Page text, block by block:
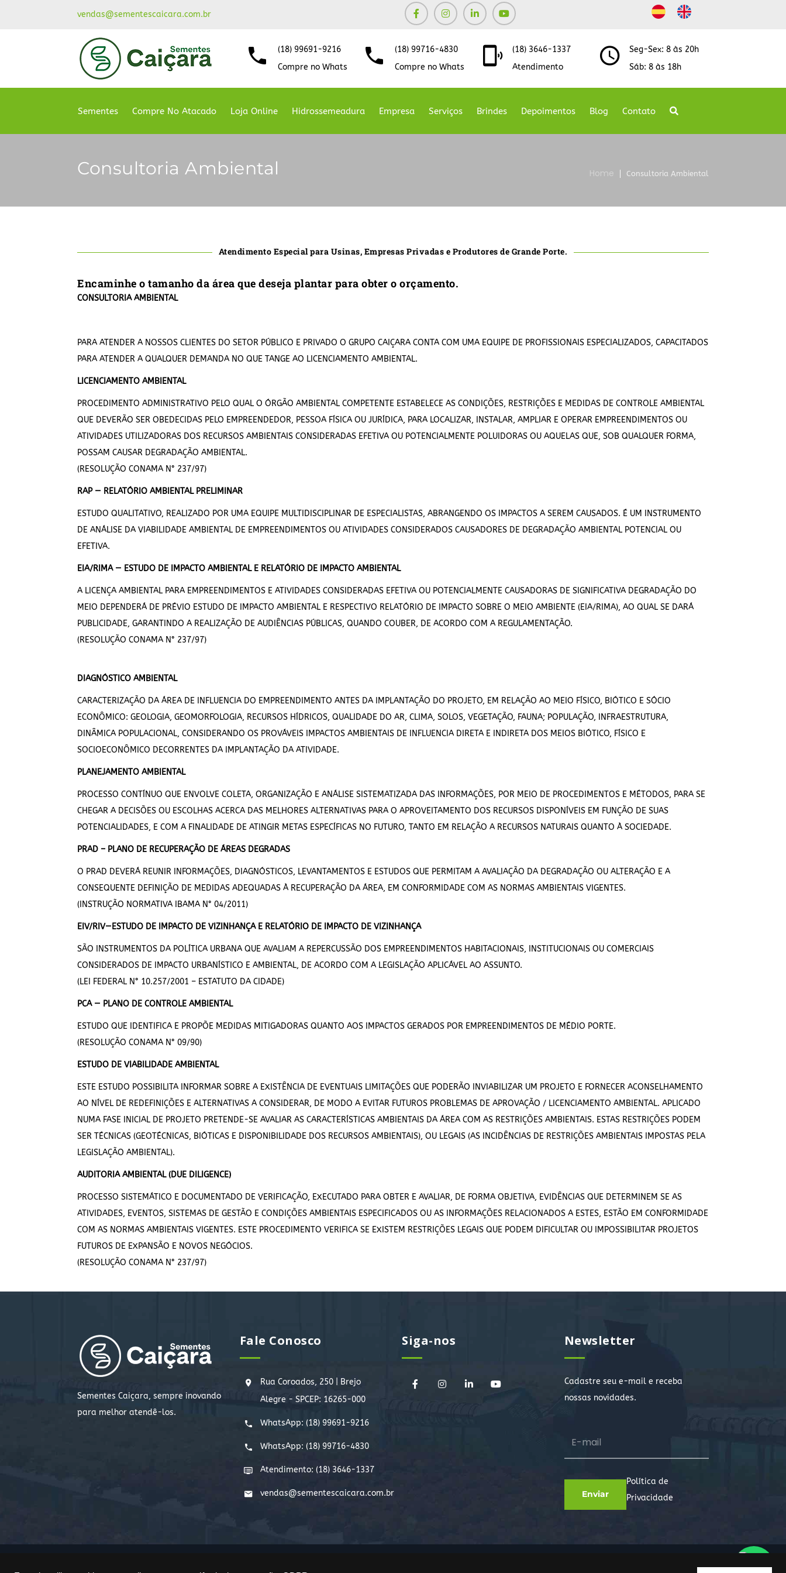
vendas@sementescaicara.com.br
(18) 99691-9216
Compre no Whats
(18) 99716-4830
Compre no Whats
(18) 3646-1337
Atendimento
Seg-Sex: 8 às 20h
Sáb: 8 às 18h
Sementes Compre No Atacado Loja Online Hidrossemeadura Empresa Serviços Brindes Depoimentos Blog Contato
Consultoria Ambiental Home Consultoria Ambiental
Atendimento Especial para Usinas, Empresas Privadas e Produtores de Grande Porte.
Encaminhe o tamanho da área que deseja plantar para obter o orçamento.
CONSULTORIA AMBIENTAL
PARA ATENDER A NOSSOS CLIENTES DO SETOR PÚBLICO E PRIVADO O GRUPO CAIÇARA CONTA COM UMA EQUIPE DE PROFISSIONAIS ESPECIALIZADOS, CAPACITADOS
PARA ATENDER A QUALQUER DEMANDA NO QUE TANGE AO LICENCIAMENTO AMBIENTAL.
LICENCIAMENTO AMBIENTAL
PROCEDIMENTO ADMINISTRATIVO PELO QUAL O ÓRGÃO AMBIENTAL COMPETENTE ESTABELECE AS CONDIÇÕES, RESTRIÇÕES E MEDIDAS DE CONTROLE AMBIENTAL
QUE DEVERÃO SER OBEDECIDAS PELO EMPREENDEDOR, PESSOA FÍSICA OU JURÍDICA, PARA LOCALIZAR, INSTALAR, AMPLIAR E OPERAR EMPREENDIMENTOS OU
ATIVIDADES UTILIZADORAS DOS RECURSOS AMBIENTAIS CONSIDERADAS EFETIVA OU POTENCIALMENTE POLUIDORAS OU AQUELAS QUE, SOB QUALQUER FORMA,
POSSAM CAUSAR DEGRADAÇÃO AMBIENTAL.
(RESOLUÇÃO CONAMA N° 237/97)
RAP — RELATÓRIO AMBIENTAL PRELIMINAR
ESTUDO QUALITATIVO, REALIZADO POR UMA EQUIPE MULTIDISCIPLINAR DE ESPECIALISTAS, ABRANGENDO OS IMPACTOS A SEREM CAUSADOS. É UM INSTRUMENTO
DE ANÁLISE DA VIABILIDADE AMBIENTAL DE EMPREENDIMENTOS OU ATIVIDADES CONSIDERADOS CAUSADORES DE DEGRADAÇÃO AMBIENTAL POTENCIAL OU
EFETIVA.
EIA/RIMA — ESTUDO DE IMPACTO AMBIENTAL E RELATÓRIO DE IMPACTO AMBIENTAL
A LICENÇA AMBIENTAL PARA EMPREENDIMENTOS E ATIVIDADES CONSIDERADAS EFETIVA OU POTENCIALMENTE CAUSADORAS DE SIGNIFICATIVA DEGRADAÇÃO DO
MEIO DEPENDERÁ DE PRÉVIO ESTUDO DE IMPACTO AMBIENTAL E RESPECTIVO RELATÓRIO DE IMPACTO SOBRE O MEIO AMBIENTE (EIA/RIMA), AO QUAL SE DARÁ
PUBLICIDADE, GARANTINDO A REALIZAÇÃO DE AUDIÊNCIAS PÚBLICAS, QUANDO COUBER, DE ACORDO COM A REGULAMENTAÇÃO.
(RESOLUÇÃO CONAMA N° 237/97)
DIAGNÓSTICO AMBIENTAL
CARACTERIZAÇÃO DA ÁREA DE INFLUENCIA DO EMPREENDIMENTO ANTES DA IMPLANTAÇÃO DO PROJETO, EM RELAÇÃO AO MEIO FÍSICO, BIÓTICO E SÓCIO
ECONÔMICO: GEOLOGIA, GEOMORFOLOGIA, RECURSOS HÍDRICOS, QUALIDADE DO AR, CLIMA, SOLOS, VEGETAÇÃO, FAUNA; POPULAÇÃO, INFRAESTRUTURA,
DINÂMICA POPULACIONAL, CONSIDERANDO OS PROVÁVEIS IMPACTOS AMBIENTAIS DE INFLUENCIA DIRETA E INDIRETA DOS MEIOS BIÓTICO, FÍSICO E
SOCIOECONÔMICO DECORRENTES DA IMPLANTAÇÃO DA ATIVIDADE.
PLANEJAMENTO AMBIENTAL
PROCESSO CONTÍNUO QUE ENVOLVE COLETA, ORGANIZAÇÃO E ANÁLISE SISTEMATIZADA DAS INFORMAÇÕES, POR MEIO DE PROCEDIMENTOS E MÉTODOS, PARA SE
CHEGAR A DECISÕES OU ESCOLHAS ACERCA DAS MELHORES ALTERNATIVAS PARA O APROVEITAMENTO DOS RECURSOS DISPONÍVEIS EM FUNÇÃO DE SUAS
POTENCIALIDADES, E COM A FINALIDADE DE ATINGIR METAS ESPECÍFICAS NO FUTURO, TANTO EM RELAÇÃO A RECURSOS NATURAIS QUANTO À SOCIEDADE.
PRAD – PLANO DE RECUPERAÇÃO DE ÁREAS DEGRADAS
O PRAD DEVERÁ REUNIR INFORMAÇÕES, DIAGNÓSTICOS, LEVANTAMENTOS E ESTUDOS QUE PERMITAM A AVALIAÇÃO DA DEGRADAÇÃO OU ALTERAÇÃO E A
CONSEQUENTE DEFINIÇÃO DE MEDIDAS ADEQUADAS À RECUPERAÇÃO DA ÁREA, EM CONFORMIDADE COM AS NORMAS AMBIENTAIS VIGENTES.
(INSTRUÇÃO NORMATIVA IBAMA N° 04/2011)
EIV/RIV—ESTUDO DE IMPACTO DE VIZINHANÇA E RELATÓRIO DE IMPACTO DE VIZINHANÇA
SÃO INSTRUMENTOS DA POLÍTICA URBANA QUE AVALIAM A REPERCUSSÃO DOS EMPREENDIMENTOS HABITACIONAIS, INSTITUCIONAIS OU COMERCIAIS
CONSIDERADOS DE IMPACTO URBANÍSTICO E AMBIENTAL, DE ACORDO COM A LEGISLAÇÃO APLICÁVEL AO ASSUNTO.
(LEI FEDERAL N° 10.257/2001 – ESTATUTO DA CIDADE)
PCA — PLANO DE CONTROLE AMBIENTAL
ESTUDO QUE IDENTIFICA E PROPÕE MEDIDAS MITIGADORAS QUANTO AOS IMPACTOS GERADOS POR EMPREENDIMENTOS DE MÉDIO PORTE.
(RESOLUÇÃO CONAMA N° 09/90)
ESTUDO DE VIABILIDADE AMBIENTAL
ESTE ESTUDO POSSIBILITA INFORMAR SOBRE A EXISTÊNCIA DE EVENTUAIS LIMITAÇÕES QUE PODERÃO INVIABILIZAR UM PROJETO E FORNECER ACONSELHAMENTO
AO NÍVEL DE REDEFINIÇÕES E ALTERNATIVAS A CONSIDERAR, DE MODO A EVITAR FUTUROS PROBLEMAS DE APROVAÇÃO / LICENCIAMENTO AMBIENTAL. APLICADO
NUMA FASE INICIAL DE PROJETO PRETENDE-SE AVALIAR AS CARACTERÍSTICAS AMBIENTAIS DA ÁREA COM AS RESTRIÇÕES AMBIENTAIS. ESTAS RESTRIÇÕES PODEM
SER TÉCNICAS (GEOTÉCNICAS, BIÓTICAS E DISPONIBILIDADE DOS RECURSOS AMBIENTAIS), OU LEGAIS (AS INCIDÊNCIAS DE RESTRIÇÕES AMBIENTAIS IMPOSTAS PELA
LEGISLAÇÃO AMBIENTAL).
AUDITORIA AMBIENTAL (DUE DILIGENCE)
PROCESSO SISTEMÁTICO E DOCUMENTADO DE VERIFICAÇÃO, EXECUTADO PARA OBTER E AVALIAR, DE FORMA OBJETIVA, EVIDÊNCIAS QUE DETERMINEM SE AS
ATIVIDADES, EVENTOS, SISTEMAS DE GESTÃO E CONDIÇÕES AMBIENTAIS ESPECIFICADOS OU AS INFORMAÇÕES RELACIONADOS A ESTES, ESTÃO EM CONFORMIDADE
COM AS NORMAS AMBIENTAIS VIGENTES. ESTE PROCEDIMENTO VERIFICA SE EXISTEM RESTRIÇÕES LEGAIS QUE PODEM DIFICULTAR OU IMPOSSIBILITAR PROJETOS
FUTUROS DE EXPANSÃO E NOVOS NEGÓCIOS.
(RESOLUÇÃO CONAMA N° 237/97)
Sementes Caiçara, sempre inovando
para melhor atendê-los.
Fale Conosco
Rua Coroados, 250 | Brejo
Alegre - SPCEP: 16265-000
WhatsApp: (18) 99691-9216
WhatsApp: (18) 99716-4830
Atendimento: (18) 3646-1337
vendas@sementescaicara.com.br
Siga-nos Newsletter
Cadastre seu e-mail e receba
nossas novidades.
Política de
Privacidade